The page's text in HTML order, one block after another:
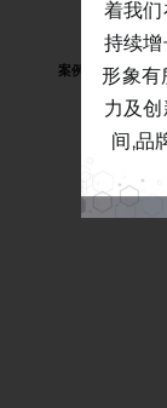
案例研究：
着我
持续
形象有
力及
间,品